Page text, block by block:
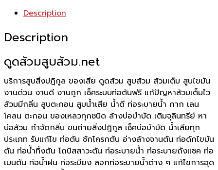
Description
Description
ดูดส้วมสูบส้วม.net
บริการสูบสิ่งปฎิกูล ของเสีย ดูดส้วม สูบส้วม ส้วมเต็ม สูบไขมัน
งานด่วน งานดี งานถูก เช็คระบบท่อตันฟรี แก้ปัญหาส้วมเต็มไว
ส้วมมีกลิ่น สูบตะกอน สูบน้ำเสีย น้ำดี ท่อระบายน้ำ กาก เลน
โคลน ตะกอน ของเหลวทุกชนิด ล้างบ่อบำบัด เติมจุลินทรีย์ หา
บ่อส้วม กำจัดกลิ่น ขนถ่ายสิ่งปฎิกูล เช็คบ่อบำบัด น้ำเสียทุก
ประเภท รับแก้ไข ท่อตัน ชักโครกตัน อ่างล้างจานตัน ท่อดักไขมัน
ตัน ท่อน้ำทิ้งตัน โถปัสสาวะตัน ท่อระบายน้ำ ท่อระบายถังแซค ท่อ
เมนตัน ท่อน้ำฝน ท่อระบียง ลอกท่อระบายน้ำต่าง ๆ แก้ไขการอุด